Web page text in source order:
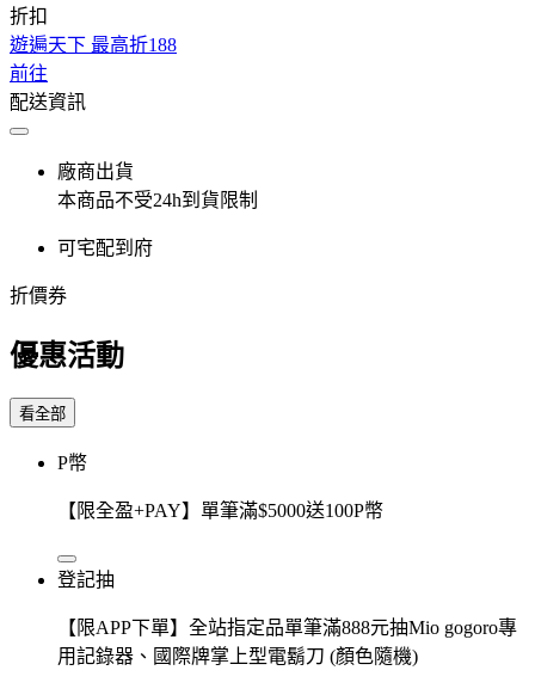
折扣
遊遍天下 最高折188
前往
配送資訊
廠商出貨
本商品不受24h到貨限制
可宅配到府
折價券
優惠活動
看全部
P幣
【限全盈+PAY】單筆滿$5000送100P幣
登記抽
【限APP下單】全站指定品單筆滿888元抽Mio gogoro專
用記錄器、國際牌掌上型電鬍刀 (顏色隨機)